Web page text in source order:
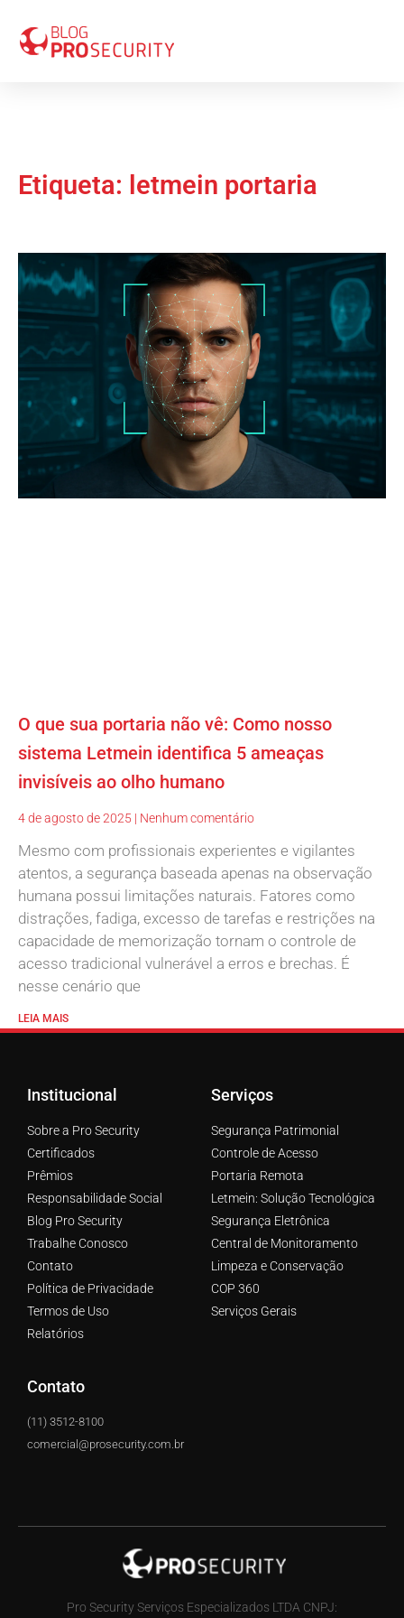
Etiqueta: letmein portaria
O que sua portaria não vê: Como nosso
sistema Letmein identifica 5 ameaças
invisíveis ao olho humano
4 de agosto de 2025 Nenhum comentário
Mesmo com profissionais experientes e vigilantes
atentos, a segurança baseada apenas na observação
humana possui limitações naturais. Fatores como
distrações, fadiga, excesso de tarefas e restrições na
capacidade de memorização tornam o controle de
acesso tradicional vulnerável a erros e brechas. É
nesse cenário que
LEIA MAIS
Institucional
Sobre a Pro Security
Certificados
Prêmios
Responsabilidade Social
Blog Pro Security
Trabalhe Conosco
Contato
Política de Privacidade
Termos de Uso
Relatórios
Serviços
Segurança Patrimonial
Controle de Acesso
Portaria Remota
Letmein: Solução Tecnológica
Segurança Eletrônica
Central de Monitoramento
Limpeza e Conservação
COP 360
Serviços Gerais
Contato
(11) 3512-8100
comercial@prosecurity.com.br
Pro Security Serviços Especializados LTDA CNPJ: